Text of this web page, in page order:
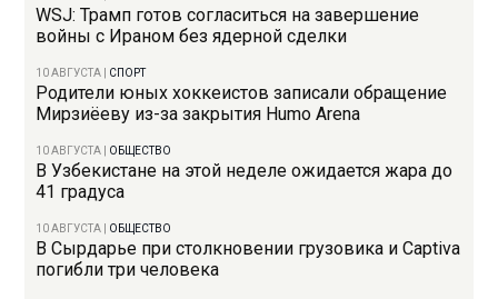
WSJ: Трамп готов согласиться на завершение
войны с Ираном без ядерной сделки
10 АВГУСТА СПОРТ
Родители юных хоккеистов записали обращение
Мирзиёеву из-за закрытия Humo Arena
10 АВГУСТА ОБЩЕСТВО
В Узбекистане на этой неделе ожидается жара до
41 градуса
10 АВГУСТА ОБЩЕСТВО
В Сырдарье при столкновении грузовика и Captiva
погибли три человека